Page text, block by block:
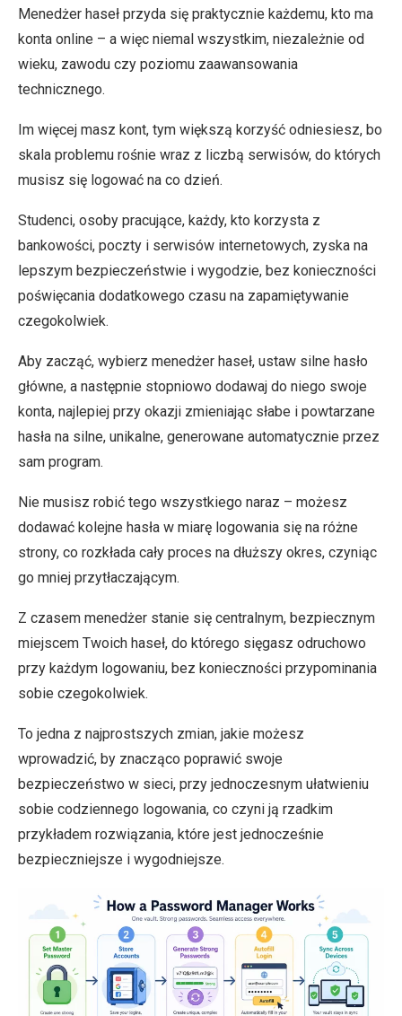
Menedżer haseł przyda się praktycznie każdemu, kto ma
konta online – a więc niemal wszystkim, niezależnie od
wieku, zawodu czy poziomu zaawansowania
technicznego.
Im więcej masz kont, tym większą korzyść odniesiesz, bo
skala problemu rośnie wraz z liczbą serwisów, do których
musisz się logować na co dzień.
Studenci, osoby pracujące, każdy, kto korzysta z
bankowości, poczty i serwisów internetowych, zyska na
lepszym bezpieczeństwie i wygodzie, bez konieczności
poświęcania dodatkowego czasu na zapamiętywanie
czegokolwiek.
Aby zacząć, wybierz menedżer haseł, ustaw silne hasło
główne, a następnie stopniowo dodawaj do niego swoje
konta, najlepiej przy okazji zmieniając słabe i powtarzane
hasła na silne, unikalne, generowane automatycznie przez
sam program.
Nie musisz robić tego wszystkiego naraz – możesz
dodawać kolejne hasła w miarę logowania się na różne
strony, co rozkłada cały proces na dłuższy okres, czyniąc
go mniej przytłaczającym.
Z czasem menedżer stanie się centralnym, bezpiecznym
miejscem Twoich haseł, do którego sięgasz odruchowo
przy każdym logowaniu, bez konieczności przypominania
sobie czegokolwiek.
To jedna z najprostszych zmian, jakie możesz
wprowadzić, by znacząco poprawić swoje
bezpieczeństwo w sieci, przy jednoczesnym ułatwieniu
sobie codziennego logowania, co czyni ją rzadkim
przykładem rozwiązania, które jest jednocześnie
bezpieczniejsze i wygodniejsze.